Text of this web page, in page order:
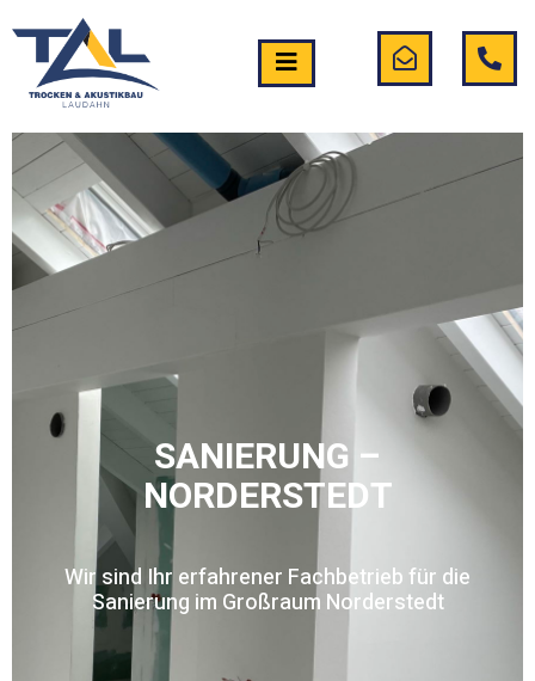
SANIERUNG –
NORDERSTEDT
Wir sind Ihr erfahrener Fachbetrieb für die
Sanierung im Großraum Norderstedt